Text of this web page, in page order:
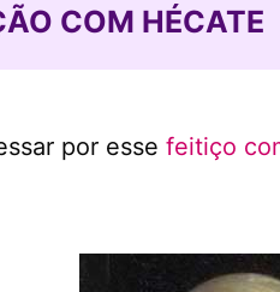
COM HÉCATE
por esse feitiço